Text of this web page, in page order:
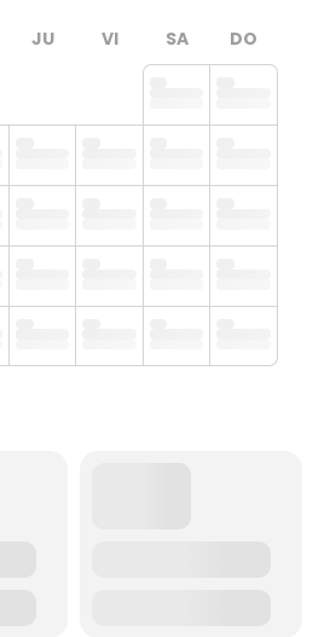
JU VI SA DO